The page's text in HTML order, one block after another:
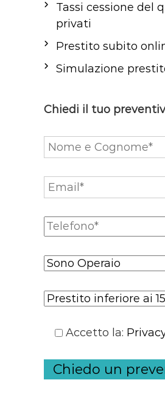
Tassi cessione del
privati
Prestito subito
Simulazione
Chiedi il tuo
Accetto la:
Chiedo un